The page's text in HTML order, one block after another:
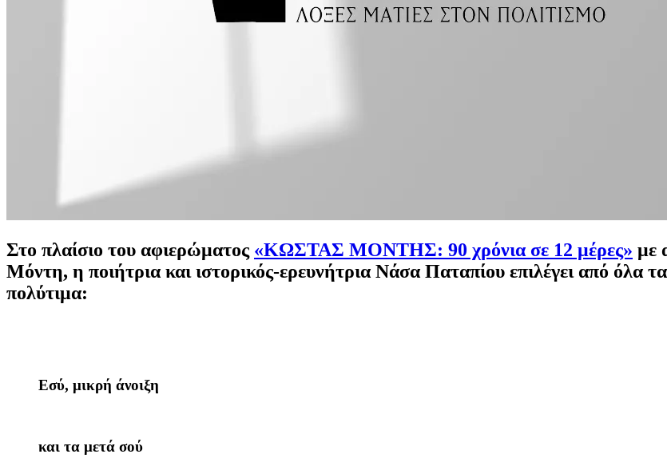
Στο πλαίσιο του αφιερώματος «ΚΩΣΤΑΣ ΜΟΝΤΗΣ: 90 χρόνια σε 12 μέρες» με
Μόντη, η ποιήτρια και ιστορικός-ερευνήτρια Νάσα Παταπίου επιλέγει από όλα
πολύτιμα:
Εσύ, μικρή άνοιξη
και τα μετά σού